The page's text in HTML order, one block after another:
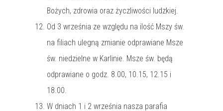
Bożych, zdrowia oraz życzliwości ludzkiej.
Od 3 września ze względu na ilość Mszy św.
na filiach ulegną zmianie odprawiane Msze
św. niedzielne w Karlinie. Msze św. będą
odprawiane o godz. 8.00, 10.15, 12.15 i
18.00.
W dniach 1 i 2 września nasza parafia